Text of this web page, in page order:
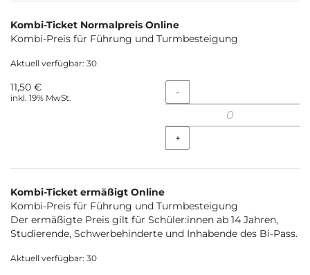
Kombi-Ticket Normalpreis Online
Kombi-Preis für Führung und Turmbesteigung
Aktuell verfügbar: 30
11,50 €
inkl. 19% MwSt. Menge
-
+
Kombi-Ticket ermäßigt Online
Kombi-Preis für Führung und Turmbesteigung
Der ermäßigte Preis gilt für Schüler:innen ab 14 Jahren,
Studierende, Schwerbehinderte und Inhabende des Bi-Pass.
Aktuell verfügbar: 30